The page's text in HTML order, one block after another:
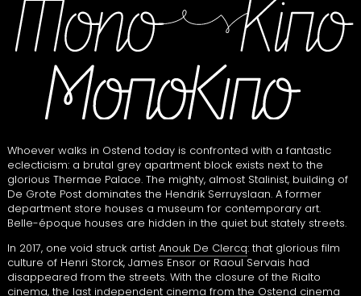
Whoever walks in Ostend today is confronted with a fantastic
eclecticism: a brutal grey apartment block exists next to the
glorious Thermae Palace. The mighty, almost Stalinist, building of
De Grote Post dominates the Hendrik Serruyslaan. A former
department store houses a museum for contemporary art.
Belle-époque houses are hidden in the quiet but stately streets.
In 2017, one void struck artist Anouk De Clercq: that glorious film
culture of Henri Storck, James Ensor or Raoul Servais had
disappeared from the streets. With the closure of the Rialto
cinema, the last independent cinema from the Ostend cinema